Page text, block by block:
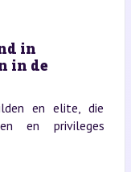
in
in de
en elite, die
en privileges